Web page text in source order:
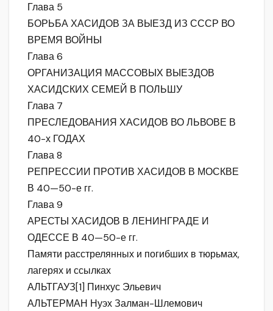
Глава 5
БОРЬБА ХАСИДОВ ЗА ВЫЕЗД ИЗ СССР ВО
ВРЕМЯ ВОЙНЫ
Глава 6
ОРГАНИЗАЦИЯ МАССОВЫХ ВЫЕЗДОВ
ХАСИДСКИХ СЕМЕЙ В ПОЛЬШУ
Глава 7
ПРЕСЛЕДОВАНИЯ ХАСИДОВ ВО ЛЬВОВЕ В
40-х ГОДАХ
Глава 8
РЕПРЕССИИ ПРОТИВ ХАСИДОВ В МОСКВЕ
В 40—50-е гг.
Глава 9
АРЕСТЫ ХАСИДОВ В ЛЕНИНГРАДЕ И
ОДЕССЕ В 40—50-е гг.
Памяти расстрелянных и погибших в тюрьмах,
лагерях и ссылках
АЛЬТГАУЗ[1] Пинхус Эльевич
АЛЬТЕРМАН Нуэх Залман-Шлемович